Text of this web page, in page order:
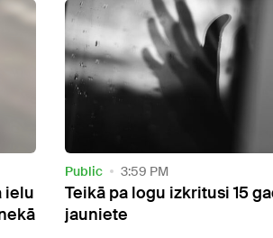
Abroad 9:23 AM
Taizemē apšaudē skolā
seši cilvēki